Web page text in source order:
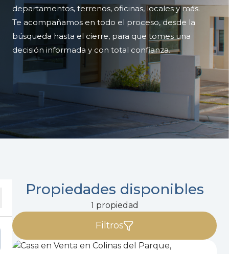
departamentos, terrenos, oficinas, locales y más.
Te acompañamos en todo el proceso, desde la
búsqueda hasta el cierre, para que tomes una
decisión informada y con total confianza.
Propiedades disponibles
1 propiedad
Filtros